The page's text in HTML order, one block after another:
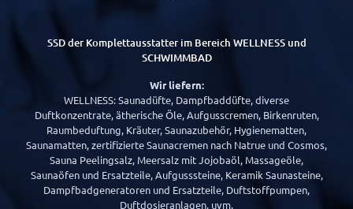
SSD der Komplettausstatter im Bereich WELLNESS und
SCHWIMMBAD
Wir liefern:
WELLNESS: Saunadüfte, Dampfbaddüfte, diverse
Duftkonzentrate, ätherische Öle, Aufgusscremen, Birkenruten,
Raumbeduftung, Kräuter, Saunazubehör, Hygienematten,
Saunamatten, zertifizierte Saunacremen nach Natrue und Cosmos,
Sauna Peelingsalz, Meersalz mit Jojobaöl, Massageöle,
Saunaöfen und Ersatzteile, Aufgusssteine, Keramik Saunasteine,
Dampfbadgeneratoren und Ersatzteile, Duftstoffpumpen,
Duftdosieranlagen, uvm.